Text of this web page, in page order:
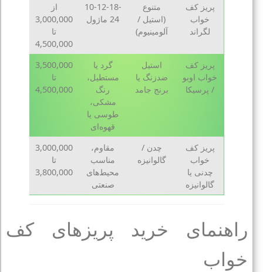
پریز کف
خواب
لگراند
متنوع
(استیل /
آلومینیوم)
10-12-18-
24 ماژول
از
3,000,000
تا
4,500,000
پریز کف
خواب اوبو
/ پرسیکا
استیل
ضدزنگ یا
برنج جامد
گرد یا
مستطیل،
رنگ
مشکی،
طوسی یا
قهوه‌ای
3,500,000
تا
4,500,000
پریز کف
خواب
چدنی یا
گالوانیزه
چدن /
گالوانیزه
مقاوم،
مناسب
محیط‌های
صنعتی
3,000,000
تا
3,800,000
راهنمای خرید پریزهای کف
خواب